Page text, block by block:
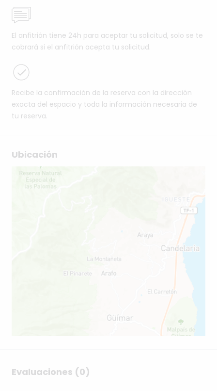
El anfitrión tiene 24h para aceptar tu solicitud, solo se te
cobrará si el anfitrión acepta tu solicitud.
Recibe la confirmación de la reserva con la dirección
exacta del espacio y toda la información necesaria de
tu reserva.
Ubicación
Evaluaciones (0)